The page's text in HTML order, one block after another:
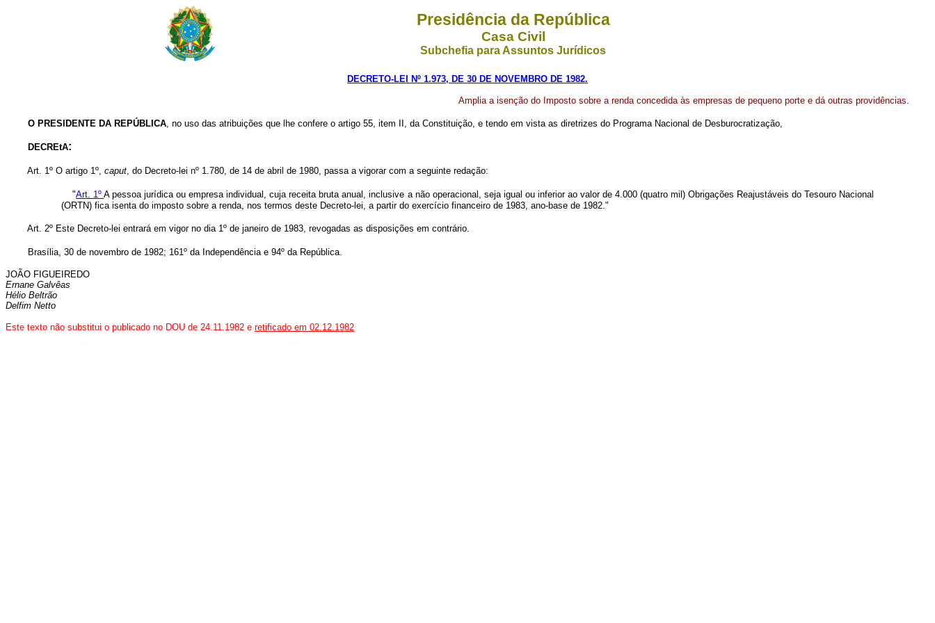
Presidência da República
Casa Civil
Subchefia para Assuntos Jurídicos
DECRETO-LEI Nº 1.973, DE 30 DE NOVEMBRO DE 1982.
Amplia a isenção do Imposto sobre a renda concedida às empresas de pequeno porte e dá outras providências.
O PRESIDENTE DA REPÚBLICA, no uso das atribuições que lhe confere o artigo 55, item II, da Constituição, e tendo em vista as diretrizes do Programa Nacional de Desburocratização,
DECREtA:
Art. 1º O artigo 1º, caput, do Decreto-lei nº 1.780, de 14 de abril de 1980, passa a vigorar com a seguinte redação:
"Art. 1ºA pessoa jurídica ou empresa individual, cuja receita bruta anual, inclusive a não operacional, seja igual ou inferior ao valor de 4.000 (quatro mil) Obrigações Reajustáveis do Tesouro Nacional
(ORTN) fica isenta do imposto sobre a renda, nos termos deste Decreto-lei, a partir do exercício financeiro de 1983, ano-base de 1982."
Art. 2º Este Decreto-lei entrará em vigor no dia 1º de janeiro de 1983, revogadas as disposições em contrário.
Brasília, 30 de novembro de 1982; 161º da Independência e 94º da República.
JOÃO FIGUEIREDO
Ernane Galvêas
Hélio Beltrão
Delfim Netto
Este texto não substitui o publicado no DOU de 24.11.1982 e retificado em 02.12.1982